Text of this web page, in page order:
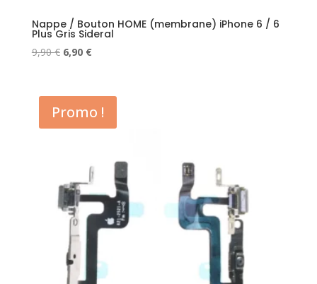
Nappe / Bouton HOME (membrane) iPhone 6 / 6
Plus Gris Sideral
9,90€ Le
était :
9,90 €.
6,90 €Le
est :
6,90 €.
Promo !